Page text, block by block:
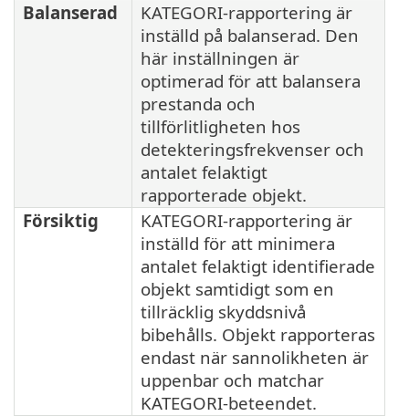
Balanserad
KATEGORI-rapportering är
inställd på balanserad. Den
här inställningen är
optimerad för att balansera
prestanda och
tillförlitligheten hos
detekteringsfrekvenser och
antalet felaktigt
rapporterade objekt.
Försiktig
KATEGORI-rapportering är
inställd för att minimera
antalet felaktigt identifierade
objekt samtidigt som en
tillräcklig skyddsnivå
bibehålls. Objekt rapporteras
endast när sannolikheten är
uppenbar och matchar
KATEGORI-beteendet.